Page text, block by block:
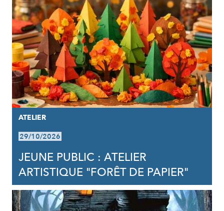
ATELIER
29/10/2026
JEUNE PUBLIC : ATELIER
ARTISTIQUE "FORÊT DE PAPIER"